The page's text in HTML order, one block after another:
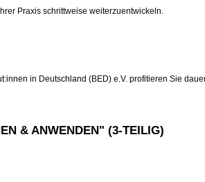
Praxis schrittweise weiterzuentwickeln.
in Deutschland (BED) e.V. profitieren Sie
& ANWENDEN" (3-TEILIG)